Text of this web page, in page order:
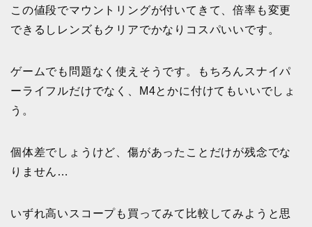
この値段でマウントリングが付いてきて、倍率も変更
できるしレンズもクリアでかなりコスパいいです。
ゲームでも問題なく使えそうです。もちろんスナイパ
ーライフルだけでなく、M4とかに付けてもいいでしょ
う。
個体差でしょうけど、傷があったことだけが残念でな
りません…
いずれ高いスコープも買ってみて比較してみようと思